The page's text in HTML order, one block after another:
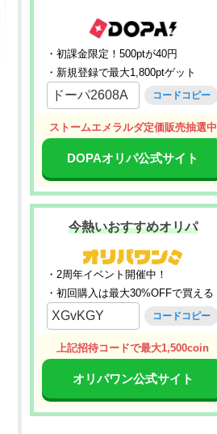
・初課金限定！500ptが40円
・新規登録で最大1,800ptゲット
ドーパ2608A コードコピー
ストームエメラルダ定価販売抽選中
DOPAオリパ公式サイト
今熱いおすすめオリパ
・2周年イベント開催中！
・初回購入は最大30%OFFで買える
XGvKGY コードコピー
上記招待コードで最大1,500coin
オリパワン公式サイト